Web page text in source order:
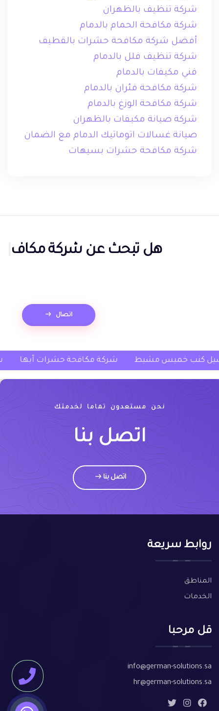
شركة تنظيف بالظهران
شركة مكافحة الحمام بالدمام
أفضل شركة مكافحة حشرات بالقطيف
شركة تنظيف فلل بالدمام
فني مكيفات بالدمام
شركة مكافحة فئران بالدمام
شركة مكافحة الوزغ بالدمام
شركة صيانة مكيفات بالظهران
صيانة غسالات اتوماتيك الدمام مع الضمان
شركة مكافحة حشرات بسيهات
هل تبحث عنشركة مكافحة
اتصال
شركة غسيل كنب خميس مشيط شركة مكافحة
نحن مستعدون تماما لخدمتك
اتصل بنا
اتصل بنا
روابط سريعة
المناطق
الخدمات
قل مرحبا
info@german-solutions.sa
hr@german-solutions.sa